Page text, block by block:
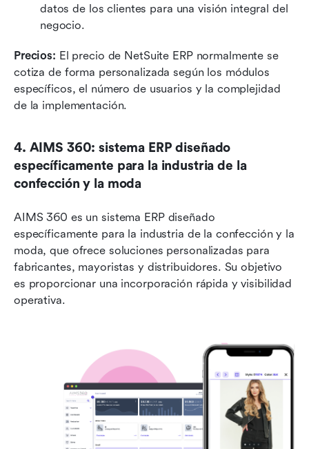
datos de los clientes para una visión integral del
negocio.
Precios: El precio de NetSuite ERP normalmente se
cotiza de forma personalizada según los módulos
específicos, el número de usuarios y la complejidad
de la implementación.
4. AIMS 360: sistema ERP diseñado
específicamente para la industria de la
confección y la moda
AIMS 360 es un sistema ERP diseñado
específicamente para la industria de la confección y la
moda, que ofrece soluciones personalizadas para
fabricantes, mayoristas y distribuidores. Su objetivo
es proporcionar una incorporación rápida y visibilidad
operativa.